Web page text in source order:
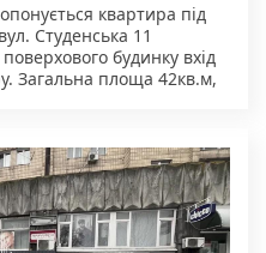
​​квартира під
Студенська 11
будинку вхід
Загальна площа 42кв.м,
офісними меблями,
кімнаті є балкон. Можна
роботи, так і для житла
маленьку плитку). Чудова
магазини, кафе.